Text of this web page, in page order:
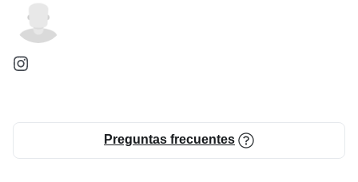
Preguntas frecuentes